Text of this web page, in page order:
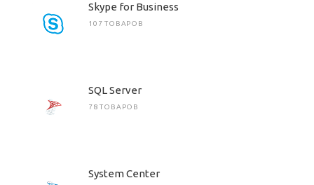
Skype for Business
107 ТОВАРОВ
SQL Server
78 ТОВАРОВ
System Center